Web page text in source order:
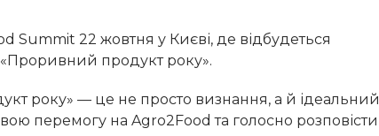
Summit 22 жовтня у Києві, де відбудеться
продукт року».
року» — це не просто визнання, а й ідеальний
перемогу на Agro2Food та голосно розповісти